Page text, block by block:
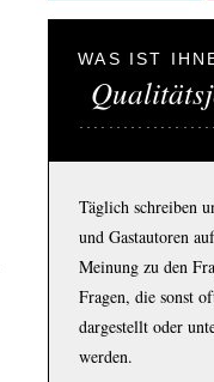
WAS IST
Täglich schreiben
und Gastautoren
Meinung zu den
Fragen, die sonst
dargestellt oder
werden.